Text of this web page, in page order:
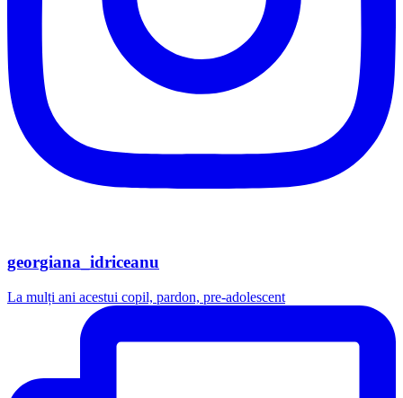
georgiana_idriceanu
La mulți ani acestui copil, pardon, pre-adolescent